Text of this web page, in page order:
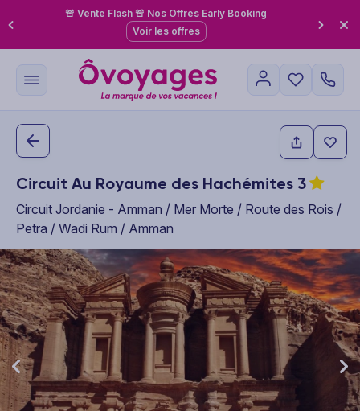
🚨 Vente Flash 🚨 Nos Offres Early Booking
Voir les offres
Circuit Au Royaume des Hachémites 3
Circuit Jordanie - Amman / Mer Morte / Route des Rois /
Petra / Wadi Rum / Amman
This carousel shows one large product image at a time. Use the